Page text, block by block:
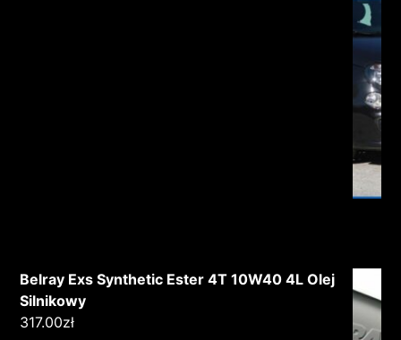
Belray Exs Synthetic Ester 4T 10W40 4L Olej
Silnikowy
317.00zł